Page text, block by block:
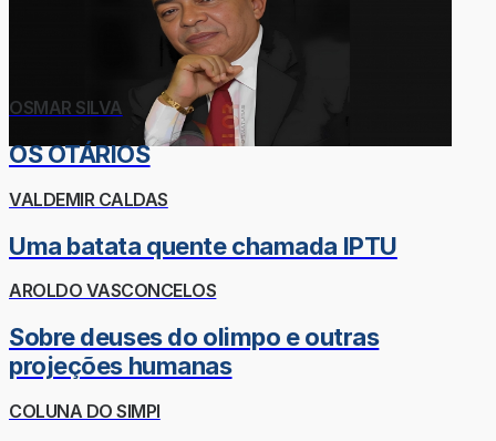
OSMAR SILVA
OS OTÁRIOS
VALDEMIR CALDAS
Uma batata quente chamada IPTU
AROLDO VASCONCELOS
Sobre deuses do olimpo e outras
projeções humanas
COLUNA DO SIMPI